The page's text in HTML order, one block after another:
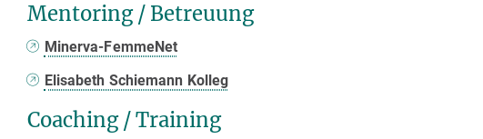
Mentoring / Betreuung
Minerva-FemmeNet
Elisabeth Schiemann Kolleg
Coaching / Training